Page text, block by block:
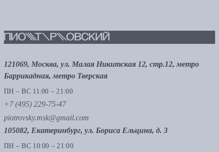
121069, Москва, ул. Малая Никитская 12, стр.12, метро
Баррикадная, метро Тверская
ПН – ВС 11:00 – 21:00
+7 (495) 229-75-47
piotrovsky.msk@gmail.com
105082, Екатеринбург, ул. Бориса Ельцина, д. 3
ПН – ВС 10:00 – 21:00